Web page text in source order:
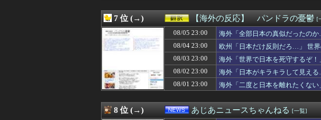
08/06 10:30
【グラオRUSH】ダイナムのクレーンゲーム店
08/06 10:30
【原神】星拡散実装でチャスカまた活躍するね
08/06 10:30
【これは重い】貴重品を取りに店舗へ戻った
08/06 10:30
既婚男性「大学院生のころにオカリナ教えた
08/06 10:30
昨日のDeNA宮下朝陽のファインプレーｗｗｗ
2Dアクションゲーム『魔神少女エピソード4 届
08/06 10:30
ふと思った。娘は俺に似てない、って。そし
08/06 10:30
【画像】アトリエファン「アトリエはエロい
08/06 10:30
クラピカ、エンペラータイムを長時間やりすぎ
08/06 10:29
俺「元カノの写真も思い出だから入れよう」
08/06 10:29
【悲報】”ちいかわ”のモモンガ退場まであと残
7 位 (→) 【海外の反応】 パンドラの憂鬱 [
08/05 23:00
海外「全部日本の真似だったの
08/04 23:00
欧州「日本だけ反則だろ…」 世
08/03 23:00
海外「世界で日本を死守するぞ
08/02 23:00
海外「日本がキラキラして見え
08/01 23:00
海外「二度と日本を離れたくな
8 位 (→) あじあニュースちゃんねる [一覧]